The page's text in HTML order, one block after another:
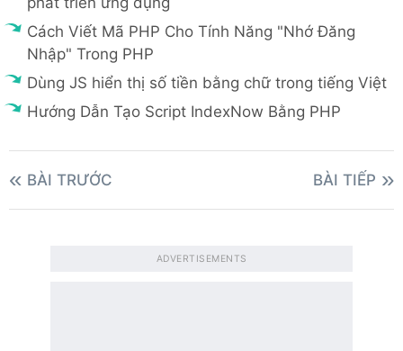
Cách Viết Mã PHP Cho Tính Năng "Nhớ Đăng
Nhập" Trong PHP
Dùng JS hiển thị số tiền bằng chữ trong tiếng Việt
Hướng Dẫn Tạo Script IndexNow Bằng PHP
BÀI TRƯỚC BÀI TIẾP
ADVERTISEMENTS